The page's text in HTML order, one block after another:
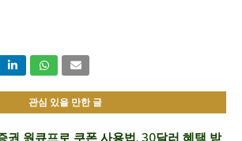
관심 있을 만한 글
권 원큐프로 쿠폰 사용법, 30달러 혜택 받